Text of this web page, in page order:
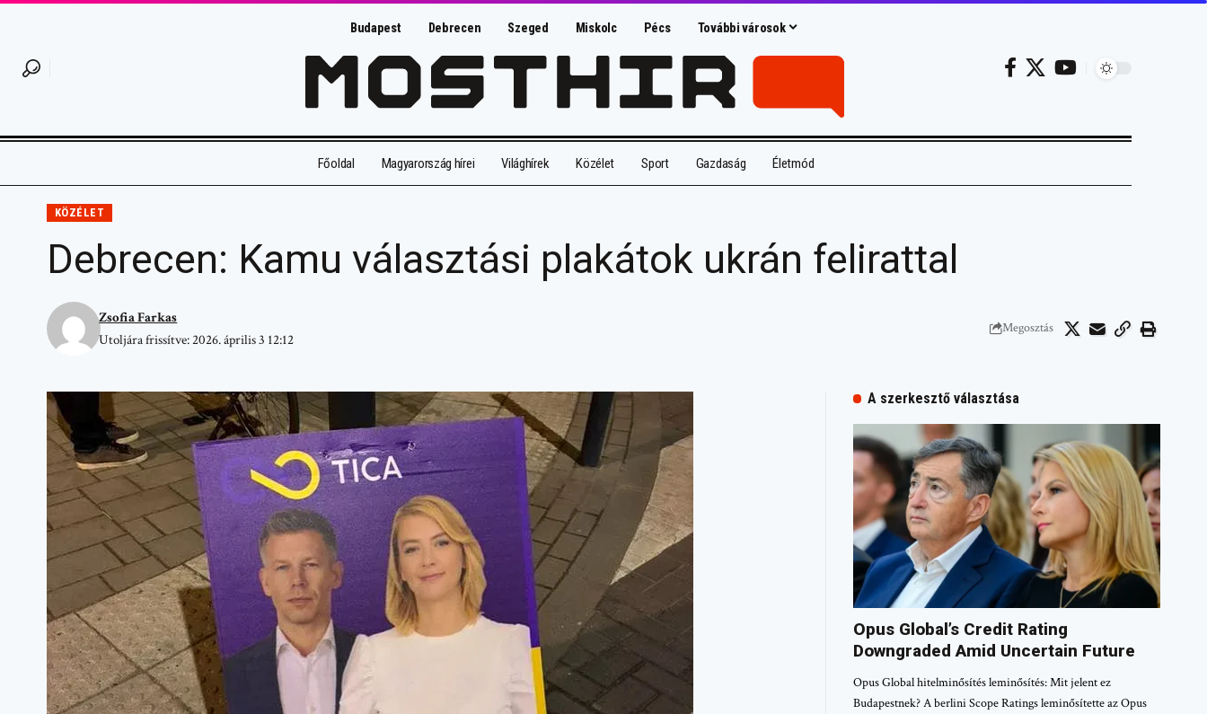
Budapest Debrecen Szeged Miskolc Pécs További városok
Főoldal Magyarország hírei Világhírek Közélet Sport Gazdaság Életmód
KÖZÉLET
Debrecen: Kamu választási plakátok ukrán felirattal
Utoljára frissítve: 2026. április 3 12:12
Zsofia Farkas
Megosztás
A szerkesztő választása
Opus Global’s Credit Rating
Downgraded Amid Uncertain Future
Opus Global hitelminősítés leminősítés: Mit jelent ez
Budapestnek? A berlini Scope Ratings leminősítette az Opus